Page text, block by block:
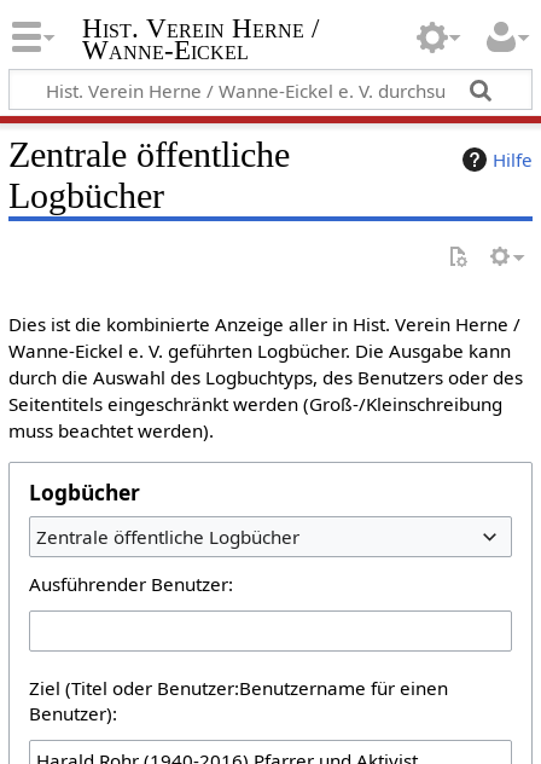
Hist. Verein Herne /
Wanne-Eickel
Hilfe
Zentrale öffentliche
Logbücher
Dies ist die kombinierte Anzeige aller in Hist. Verein Herne /
Wanne-Eickel e. V. geführten Logbücher. Die Ausgabe kann
durch die Auswahl des Logbuchtyps, des Benutzers oder des
Seitentitels eingeschränkt werden (Groß-/Kleinschreibung
muss beachtet werden).
Logbücher
Zentrale öffentliche Logbücher
Ausführender Benutzer:
Ziel (Titel oder Benutzer:Benutzername für einen
Benutzer):